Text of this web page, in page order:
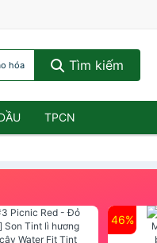
hóa Tìm kiếm
TPCN
46%